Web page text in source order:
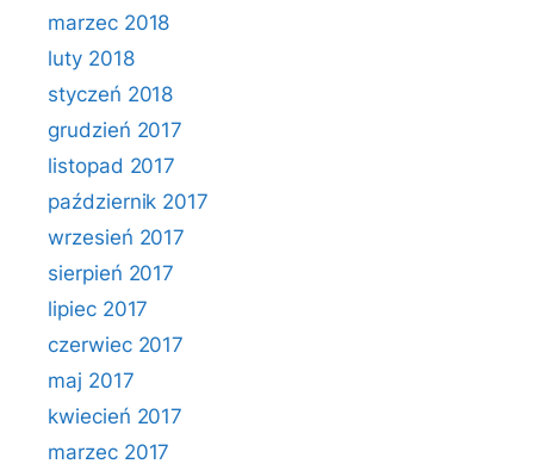
marzec 2018
luty 2018
styczeń 2018
grudzień 2017
listopad 2017
październik 2017
wrzesień 2017
sierpień 2017
lipiec 2017
czerwiec 2017
maj 2017
kwiecień 2017
marzec 2017